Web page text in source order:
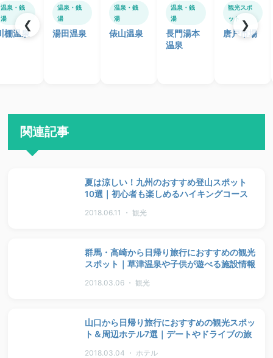
温泉・銭
湯
棚温泉
温泉・銭
湯
湯田温泉
温泉・銭
湯
俵山温泉
温泉・銭
湯
長門湯本
温泉
観光スポ
ット
唐戸市場
❮ ❯
関連記事
夏は涼しい！九州のおすすめ登山スポット
10選｜初心者も楽しめるハイキングコース
2018.06.11 ・ 観光
群馬・高崎から日帰り旅行におすすめの観光
スポット｜草津温泉や子供が遊べる施設情報
2018.03.06 ・ 観光
山口から日帰り旅行におすすめの観光スポッ
ト＆周辺ホテル7選｜デートやドライブの旅
2018.03.04 ・ ホテル